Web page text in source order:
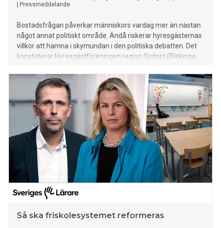
Pressmeddelande
Bostadsfrågan påverkar människors vardag mer än nästan
något annat politiskt område. Ändå riskerar hyresgästernas
villkor att hamna i skymundan i den politiska debatten. Det
konstaterar Hyresgästföreningen region Sydost (Blekinge,
ett uttalande som antogs vid regionfullmäktige den 18 april.
Så ska friskolesystemet reformeras